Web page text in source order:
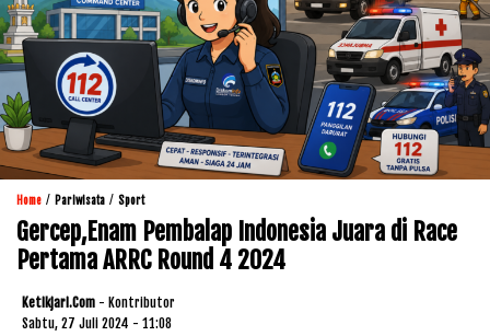
Home / Pariwisata / Sport
Gercep,Enam Pembalap Indonesia Juara di Race
Pertama ARRC Round 4 2024
Ketikjari.com - Kontributor
Sabtu, 27 Juli 2024 - 11:08